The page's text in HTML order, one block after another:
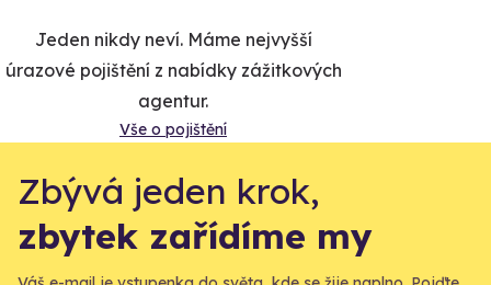
Jeden nikdy neví. Máme nejvyšší
úrazové pojištění z nabídky zážitkových
agentur.
Vše o pojištění
Zbývá jeden krok,
zbytek zařídíme my